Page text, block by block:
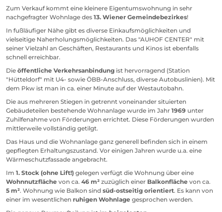
Zum Verkauf kommt eine kleinere Eigentumswohnung in sehr
nachgefragter Wohnlage des 13. Wiener Gemeindebezirkes!
In fußläufiger Nähe gibt es diverse Einkaufsmöglichkeiten und
vielseitige Naherholungsmöglichkeiten. Das "AUHOF CENTER" mit
seiner Vielzahl an Geschäften, Restaurants und Kinos ist ebenfalls
schnell erreichbar.
Die öffentliche Verkehrsanbindung ist hervorragend (Station
"Hütteldorf" mit U4- sowie ÖBB-Anschluss, diverse Autobuslinien). Mit
dem Pkw ist man in ca. einer Minute auf der Westautobahn.
Die aus mehreren Stiegen in getrennt voneinander situierten
Gebäudeteilen bestehende Wohnanlage wurde im Jahr 1969 unter
Zuhilfenahme von Förderungen errichtet. Diese Förderungen wurden
mittlerweile vollständig getilgt.
Das Haus und die Wohnanlage ganz generell befinden sich in einem
gepflegten Erhaltungszustand. Vor einigen Jahren wurde u.a. eine
Wärmeschutzfassade angebracht.
Im 1. Stock (ohne Lift!) gelegen verfügt die Wohnung über eine
Wohnnutzfläche von ca. 46 m² zuzüglich einer Balkonfläche von ca.
5 m². Wohnung wie Balkon sind süd-ostseitig orientiert. Es kann von
einer im wesentlichen ruhigen Wohnlage gesprochen werden.